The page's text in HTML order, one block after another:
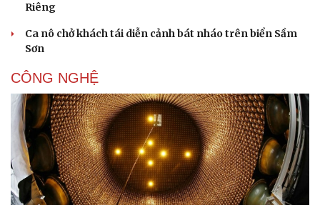
Riêng
Ca nô chở khách tái diễn cảnh bát nháo trên biển Sầm
Sơn
CÔNG NGHỆ